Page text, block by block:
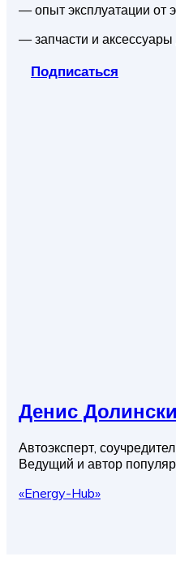
— опыт эксплуатации от
— запчасти и аксессуары
Подписаться
Денис
Автоэксперт,
Ведущий и автор
«Energy-Hub»